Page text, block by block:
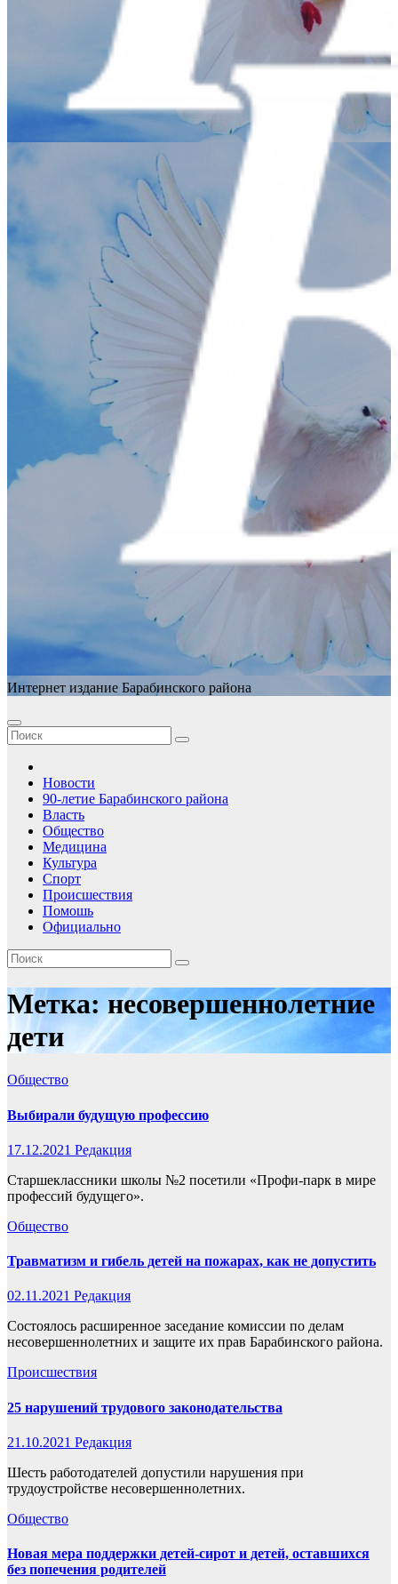
Интернет издание Барабинского района
Новости
90-летие Барабинского района
Власть
Общество
Медицина
Культура
Спорт
Происшествия
Помошь
Официально
Метка:несовершеннолетние
дети
Общество
Выбирали будущую профессию
17.12.2021 Редакция
Старшеклассники школы №2 посетили «Профи-парк в мире
профессий будущего».
Общество
Травматизм и гибель детей на пожарах, как не допустить
02.11.2021 Редакция
Состоялось расширенное заседание комиссии по делам
несовершеннолетних и защите их прав Барабинского района.
Происшествия
25 нарушений трудового законодательства
21.10.2021 Редакция
Шесть работодателей допустили нарушения при
трудоустройстве несовершеннолетних.
Общество
Новая мера поддержки детей-сирот и детей, оставшихся
без попечения родителей